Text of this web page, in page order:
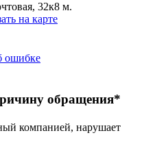
32к8 м.
на карте
ошибке
обращения*
компанией, нарушает